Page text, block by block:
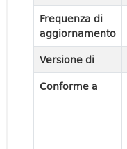
Frequenza di
aggiornamento
Versione di
Conforme a